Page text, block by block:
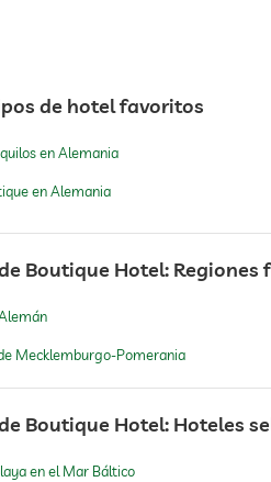
de hotel favoritos
en Alemania
en Alemania
Boutique Hotel: Regiones
Mecklemburgo-Pomerania
Boutique Hotel: Hoteles
en el Mar Báltico